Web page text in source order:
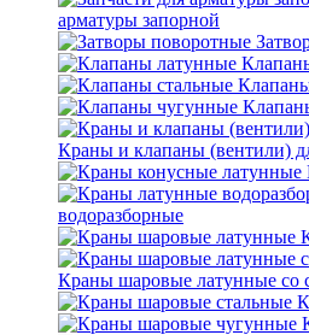
арматуры запорной
Краны и клапаны (вентили)
водоразборные
Краны шаровые латунные со